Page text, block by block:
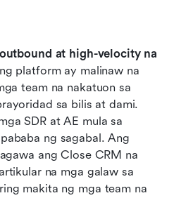
at high-velocity na
platform ay malinaw na
team na nakatuon sa
sa bilis at dami.
SDR at AE mula sa
ng sagabal. Ang
ang Close CRM na
na mga galaw sa
makita ng mga team na